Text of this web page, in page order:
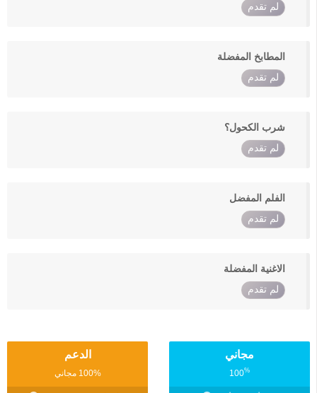
لم تقدم
المطابخ المفضلة
لم تقدم
شرب الكحول؟
لم تقدم
الفلم المفضل
لم تقدم
الاغنية المفضلة
لم تقدم
مجاني
100%
الدعم
100% مجاني